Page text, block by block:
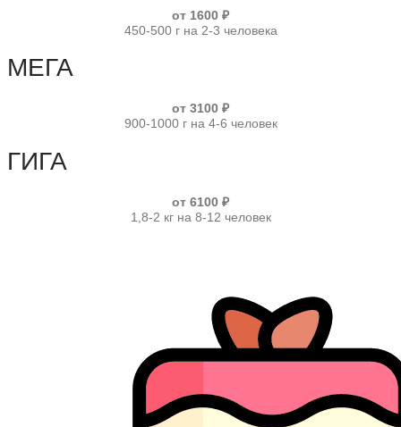
от 1600 ₽
450-500 г на 2-3 человека
МЕГА
от 3100 ₽
900-1000 г на 4-6 человек
ГИГА
от 6100 ₽
1,8-2 кг на 8-12 человек